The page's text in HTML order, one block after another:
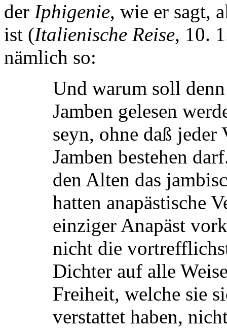
der Iphigenie, wie er sagt,
ist (Italienische Reise, 10.
nämlich so:
Und warum soll
Jamben gelesen
seyn, ohne daß jeder
Jamben bestehen
den Alten das
hatten anapästische
einziger Anapäst
nicht die
Dichter auf alle
Freiheit, welche sie
verstattet haben,